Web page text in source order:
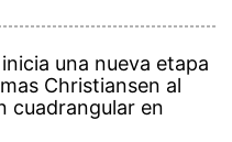
una nueva etapa
Christiansen al
cuadrangular en